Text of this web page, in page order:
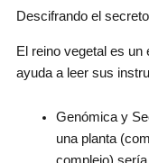
Descifrando el
El reino vegetal es un
ayuda a leer sus
Genómica y
una planta